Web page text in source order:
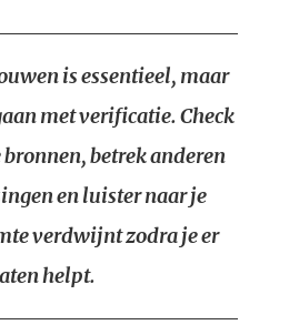
is essentieel, maar
met verificatie. Check
betrek anderen
en luister naar je
verdwijnt zodra je er
helpt.